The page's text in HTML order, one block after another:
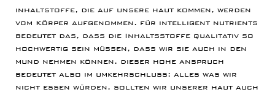
inhaltstoffe, die auf unsere haut kommen, werden
vom Körper aufgenommen. für intelligent nutrients
bedeutet das, dass die Inhaltsstoffe qualitativ so
hochwertig sein müssen, dass wir sie auch in den
mund nehmen können. dieser hohe anspruch
bedeutet also im umkehrschluss: alles was wir
nicht essen würden, sollten wir unserer haut auch